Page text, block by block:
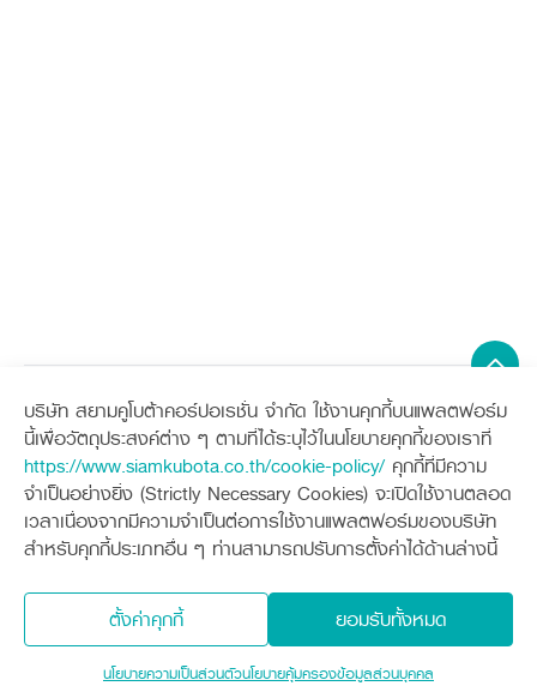
บริษัท สยามคูโบต้าคอร์ปอเรชั่น จำกัด ใช้งานคุกกี้บนแพลตฟอร์ม
นี้เพื่อวัตถุประสงค์ต่าง ๆ ตามที่ได้ระบุไว้ในนโยบายคุกกี้ของเราที่
https://www.siamkubota.co.th/cookie-policy/คุกกี้ที่มีความ
จำเป็นอย่างยิ่ง (Strictly Necessary Cookies) จะเปิดใช้งานตลอด
เวลาเนื่องจากมีความจำเป็นต่อการใช้งานแพลตฟอร์มของบริษัท
สำหรับคุกกี้ประเภทอื่น ๆ ท่านสามารถปรับการตั้งค่าได้ด้านล่างนี้
ยอมรับทั้งหมด
ตั้งค่าคุกกี้
นโยบายความเป็นส่วนตัวนโยบายคุ้มครองข้อมูลส่วนบุคคล
ภาพจากMthai
สามารถเก็บเกี่ยวพืชได้หลากหลาย
เกษตรกรควรเลือกรถเกี่ยวที่สามารถเก็บเกี่ยวพืชได้หลาก
หลายชนิด โดยควรเลือกรถเกี่ยวข้าวขนาดเล็กที่สามารถเปลี่ยนหัวเกี่ยว
Sitemap
เครื่องจักรกลการเกษตร
แทรกเตอร์
อุปกรณ์ต่อพ่วงแทรกเตอร์
รถเกี่ยวนวดข้าว
ชุดอุปกรณ์เสริมรถดำนา
เครื่องยนต์ดีเซล
รถไถ
เครื่องจักรกลก่อสร้าง
รถขุดขนาดเล็ก
อุปกรณ์ต่อพ่วงรถขุด
รถตักล้อยาง
สินค้านวัตกรรมการเกษตร
โดรนการเกษตร
ช่องทางการติดตาม ศูนย์ลูกค้าสัมพันธ์คูโบต้า คอนเนค
สงวนลิขสิทธิ์ © 2560 บริษัทสยามคูโบต้า คอร์ปอเรชั่น จำกัด
นโยบายคุ้มครองข้อมูลส่วนบุคคล นโยบายความเป็นส่วนตัว